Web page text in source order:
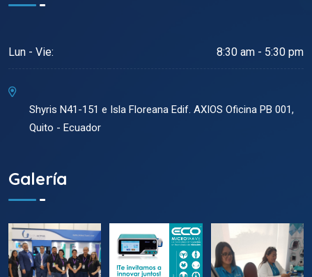
Lun - Vie: 8:30 am - 5:30 pm
Shyris N41-151 e Isla Floreana Edif. AXIOS Oficina PB 001,
Quito - Ecuador
Galería